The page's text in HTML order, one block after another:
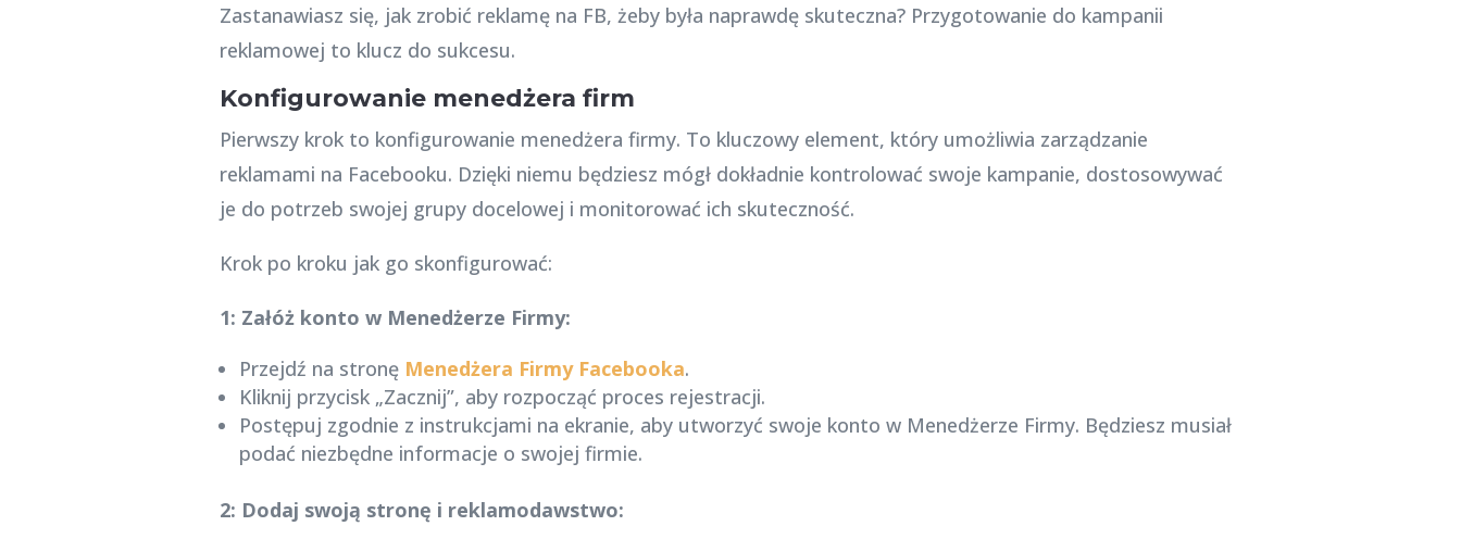
Zastanawiasz się, jak zrobić reklamę na FB, żeby była naprawdę skuteczna? Przygotowanie do kampanii
reklamowej to klucz do sukcesu.
Konfigurowanie menedżera firm
Pierwszy krok to konfigurowanie menedżera firmy. To kluczowy element, który umożliwia zarządzanie
reklamami na Facebooku. Dzięki niemu będziesz mógł dokładnie kontrolować swoje kampanie, dostosowywać
je do potrzeb swojej grupy docelowej i monitorować ich skuteczność.
Krok po kroku jak go skonfigurować:
1: Załóż konto w Menedżerze Firmy:
Przejdź na stronę Menedżera Firmy Facebooka.
Kliknij przycisk „Zacznij”, aby rozpocząć proces rejestracji.
Postępuj zgodnie z instrukcjami na ekranie, aby utworzyć swoje konto w Menedżerze Firmy. Będziesz musiał
podać niezbędne informacje o swojej firmie.
2: Dodaj swoją stronę i reklamodawstwo: